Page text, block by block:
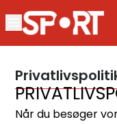
Når du besøger